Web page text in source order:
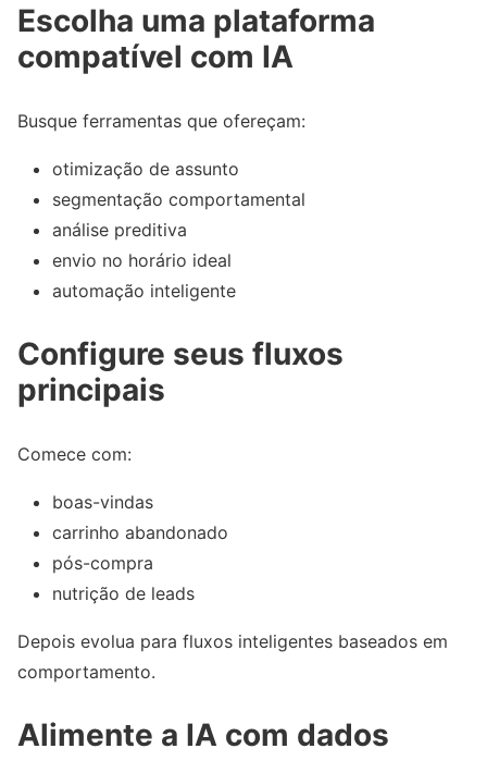
Escolha uma plataforma
compatível com IA
Busque ferramentas que ofereçam:
otimização de assunto
segmentação comportamental
análise preditiva
envio no horário ideal
automação inteligente
Configure seus fluxos
principais
Comece com:
boas-vindas
carrinho abandonado
pós-compra
nutrição de leads
Depois evolua para fluxos inteligentes baseados em
comportamento.
Alimente a IA com dados